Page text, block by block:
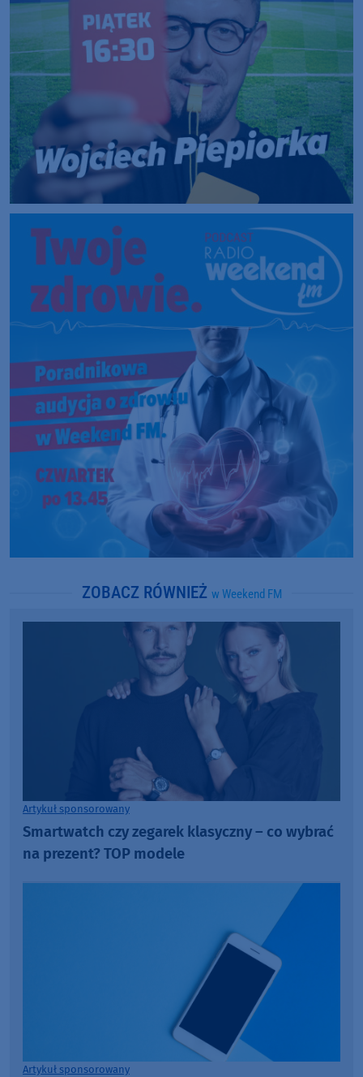
ZOBACZ RÓWNIEŻ w Weekend FM
Artykuł sponsorowany
Smartwatch czy zegarek klasyczny – co wybrać
na prezent? TOP modele
Artykuł sponsorowany